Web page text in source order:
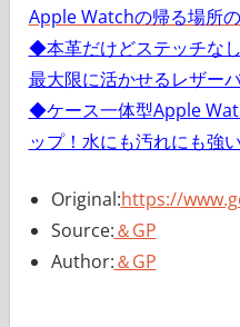
Apple Watchの帰る場所
◆本革だけどステッチな
最大限に活かせるレザー
◆ケース一体型Apple
ップ！水にも汚れにも強
Original:https://
Source:＆GP
Author:＆GP